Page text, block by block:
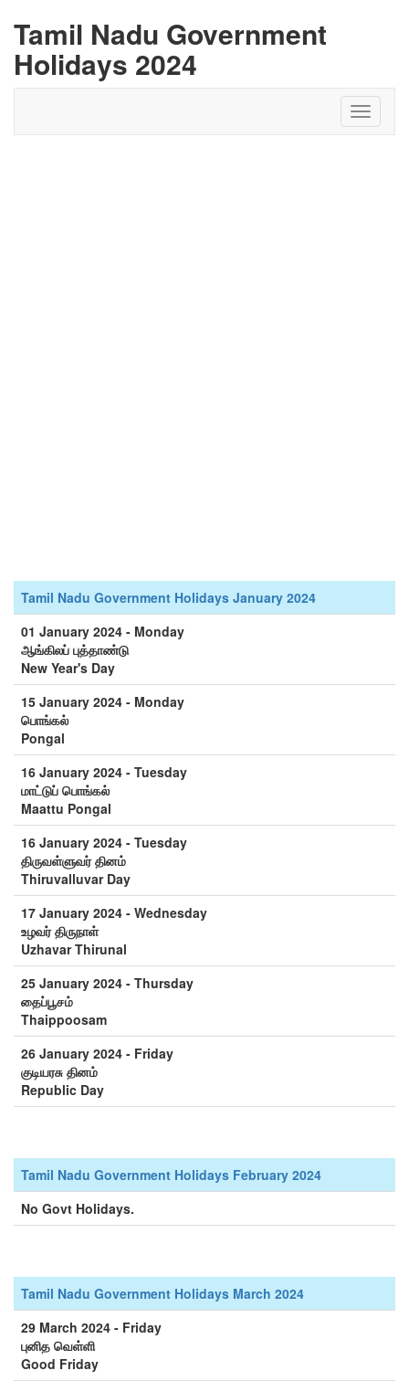
Tamil Nadu Government
Holidays 2024
Tamil Nadu Government Holidays January 2024
01 January 2024 - Monday
ஆங்கிலப் புத்தாண்டு
New Year's Day
15 January 2024 - Monday
பொங்கல்
Pongal
16 January 2024 - Tuesday
மாட்டுப் பொங்கல்
Maattu Pongal
16 January 2024 - Tuesday
திருவள்ளுவர் தினம்
Thiruvalluvar Day
17 January 2024 - Wednesday
உழவர் திருநாள்
Uzhavar Thirunal
25 January 2024 - Thursday
தைப்பூசம்
Thaippoosam
26 January 2024 - Friday
குடியரசு தினம்
Republic Day
Tamil Nadu Government Holidays February 2024
No Govt Holidays.
Tamil Nadu Government Holidays March 2024
29 March 2024 - Friday
புனித வெள்ளி
Good Friday